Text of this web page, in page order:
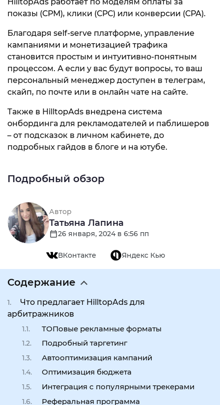
показы (СРМ), клики (СРС) или конверсии (СРА).
Благодаря self-serve платформе, управление
кампаниями и монетизацией трафика
становится простым и интуитивно-понятным
процессом. А если у вас будут вопросы, то ваш
персональный менеджер доступен в телеграм,
скайп, по почте или в онлайн чате на сайте.
Также в HilltopAds внедрена система
онбординга для рекламодателей и паблишеров
– от подсказок в личном кабинете, до
подробных гайдов в блоге и на ютубе.
Подробный обзор
Автор
Татьяна Лапина
26 января, 2024 в 6:56 пп
ВКонтакте Яндекс Кью
Содержание
Что предлагает HilltopAds для
арбитражников
ТОПовые рекламные форматы
Подробный таргетинг
Автооптимизация кампаний
Оптимизация бюджета
Интеграция с популярными трекерами
Реферальная программа